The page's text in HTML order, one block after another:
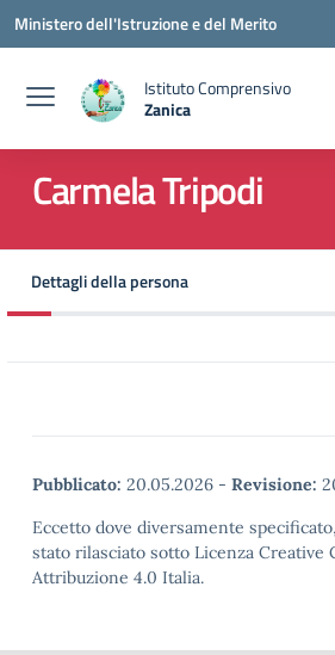
Vai ai contenuti
Vai al menu di navigazione
Vai al footer
Ministero dell'Istruzione e del Merito
Istituto Comprensivo
Zanica
Carmela Tripodi
Dettagli della persona
Pubblicato: 20.05.2026 - Revisione:
Eccetto dove diversamente
stato rilasciato sotto Licenza Creative
Attribuzione 4.0 Italia.